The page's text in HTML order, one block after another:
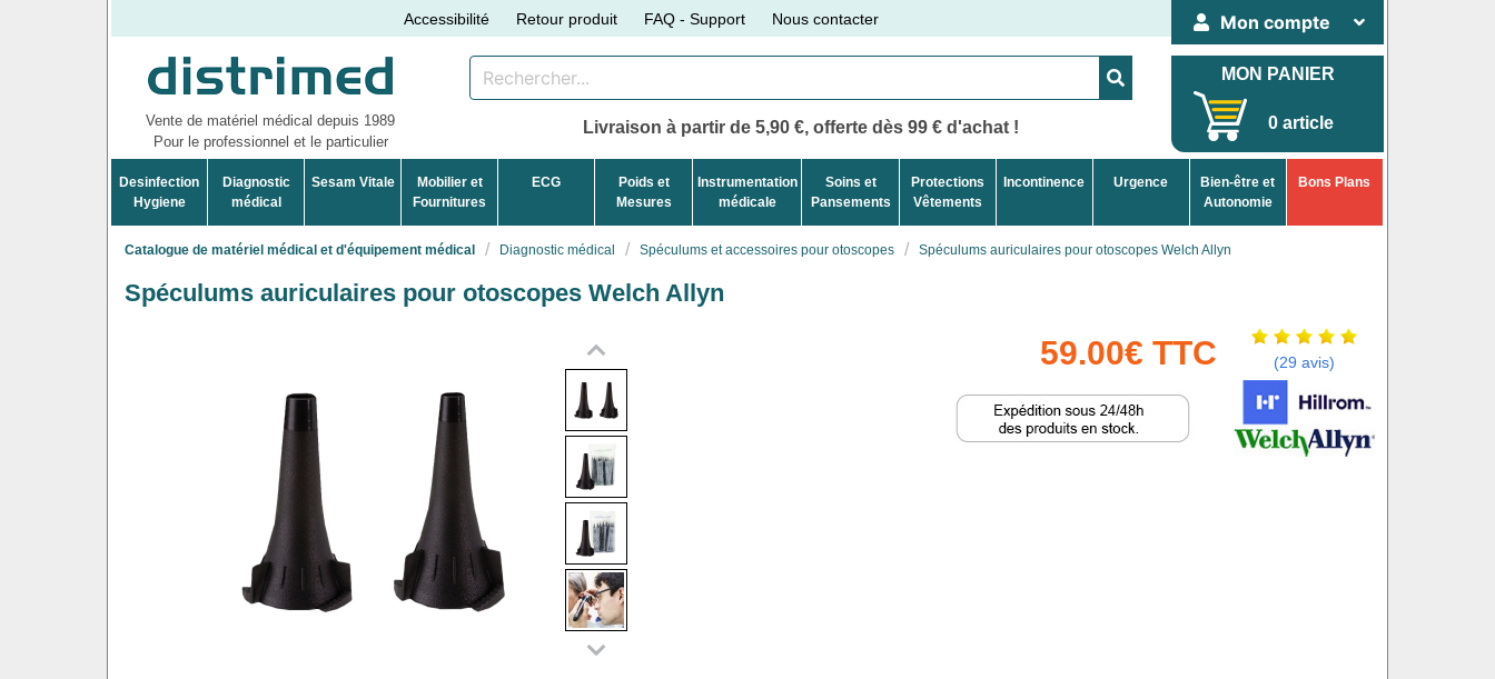
Accessibilité Retour produit FAQ - Support Nous contacter Mon compte
Vente de matériel médical depuis 1989
Pour le professionnel et le particulier
Livraison à partir de 5,90 €, offerte dès 99 € d'achat !
MON PANIER
0 article
Desinfection
Hygiene
Diagnostic
médical
Sesam Vitale
Mobilier et
Fournitures
ECG
Poids et
Mesures
Instrumentation
médicale
Soins et
Pansements
Protections
Vêtements
Incontinence Urgence
Bien-être et
Autonomie
Bons Plans
Catalogue de matériel médical et d'équipement médical Diagnostic médical Spéculums et accessoires pour otoscopes Spéculums auriculaires pour otoscopes Welch Allyn
Spéculums auriculaires pour otoscopes Welch Allyn
59.00€ TTC (29 avis)